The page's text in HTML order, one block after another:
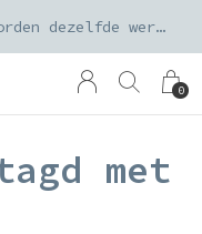
0
Orders geplaatst voor 15:00 worden dezelfde werkdag verzonden
met